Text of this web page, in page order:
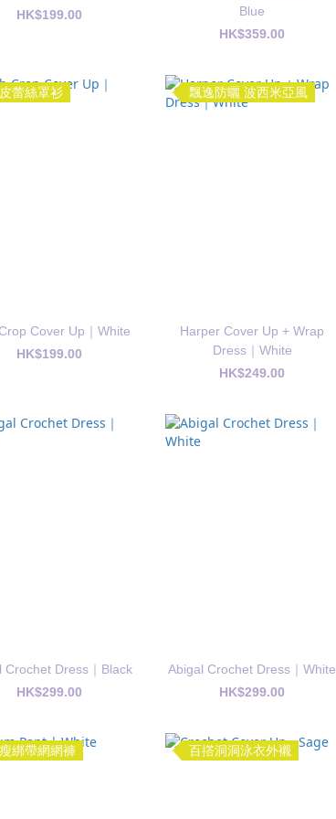
HK$199.00
Blue
HK$359.00
蕾絲罩衫
Cover Up｜White
HK$199.00
飄逸防曬 波西米亞風
Harper Cover Up + Wrap
Dress｜White
HK$249.00
Crochet Dress｜Black
HK$299.00
Abigal Crochet Dress｜White
HK$299.00
綁帶網網褲 百撘洞洞泳衣外襯